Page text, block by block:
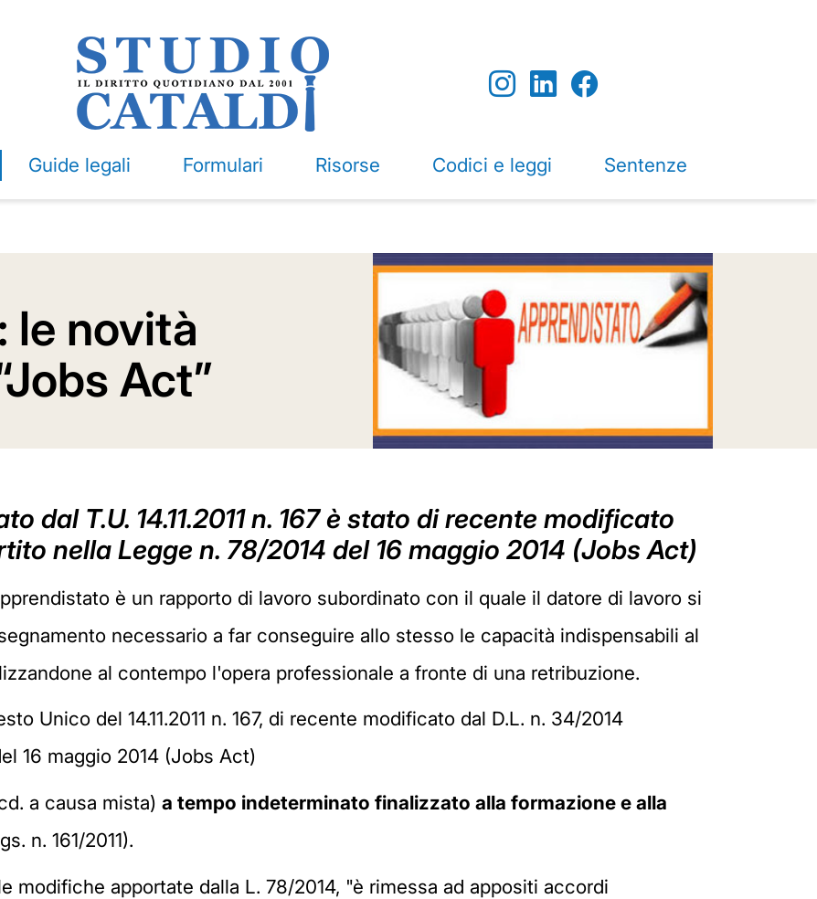
Guide legali Formulari Risorse Codici e leggi Sentenze
le novità
Act”
dal T.U. 14.11.2011 n. 167 è stato di recente modificato
nella Legge n. 78/2014 del 16 maggio 2014 (Jobs Act)
è un rapporto di lavoro subordinato con il quale il datore di lavoro si
necessario a far conseguire allo stesso le capacità indispensabili al
al contempo l'opera professionale a fronte di una retribuzione.
Unico del 14.11.2011 n. 167, di recente modificato dal D.L. n. 34/2014
16 maggio 2014 (Jobs Act)
a causa mista) a tempo indeterminato finalizzato alla formazione e alla
n. 161/2011).
modifiche apportate dalla L. 78/2014, "è rimessa ad appositi accordi